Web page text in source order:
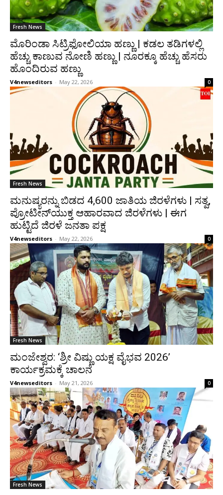
Fresh News
ಮೊರಿಂಡಾ ಸಿಟ್ರಿಫೋಲಿಯಾ ಹಣ್ಣು | ಕಡಲ ತಡಿಗಳಲ್ಲಿ
ಹೆಚ್ಚು ಕಾಣುವ ನೋಣಿ ಹಣ್ಣು | ನೂರಕ್ಕೂ ಹೆಚ್ಚು ಹೆಸರು
ಹೊಂದಿರುವ ಹಣ್ಣು
V4newseditors - May 22, 2026 0
Fresh News
ಮನುಷ್ಯರನ್ನು ಬಿಡದ 4,600 ಜಾತಿಯ ಜಿರಳೆಗಳು | ಸತ್ವ,
ಪ್ರೋಟೀನ್‌ಯುಕ್ತ ಆಹಾರವಾದ ಜಿರಳೆಗಳು | ಈಗ
ಹುಟ್ಟಿದೆ ಜಿರಳೆ ಜನತಾ ಪಕ್ಷ
V4newseditors - May 22, 2026 0
Fresh News
ಮಂಜೇಶ್ವರ: ‘ಶ್ರೀ ವಿಷ್ಣು ಯಕ್ಷ ವೈಭವ 2026’
ಕಾರ್ಯಕ್ರಮಕ್ಕೆ ಚಾಲನೆ
V4newseditors - May 21, 2026 0
Fresh News